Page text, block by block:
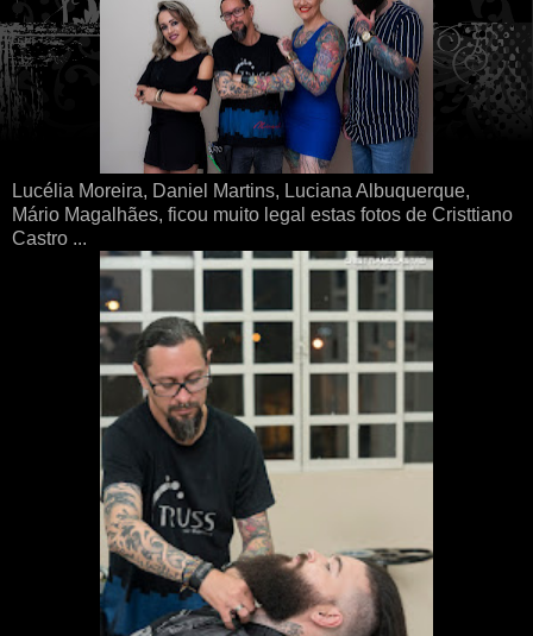
Lucélia Moreira, Daniel Martins, Luciana Albuquerque,
Mário Magalhães, ficou muito legal estas fotos de Cristtiano
Castro ...